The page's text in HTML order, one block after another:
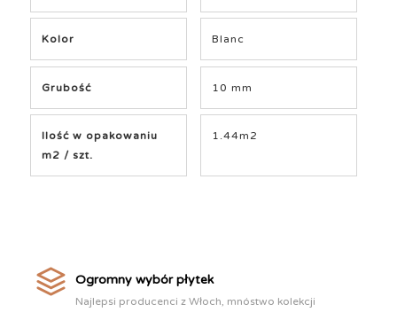
Kolor Blanc
Grubość 10 mm
Ilość w opakowaniu
m2 / szt.
1.44m2
Ogromny wybór płytek
Najlepsi producenci z Włoch, mnóstwo kolekcji